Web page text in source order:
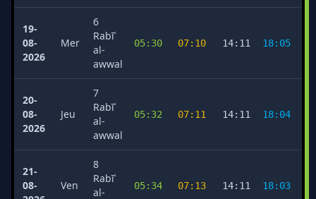
19-
08-
2026
Mer
6
Rabīʿ
al-
awwal
05:30 07:10 14:11 18:05
20-
08-
2026
Jeu
7
Rabīʿ
al-
awwal
05:32 07:11 14:11 18:04
21-
08-
Ven
8
Rabīʿ
al-
05:34 07:13 14:11 18:03